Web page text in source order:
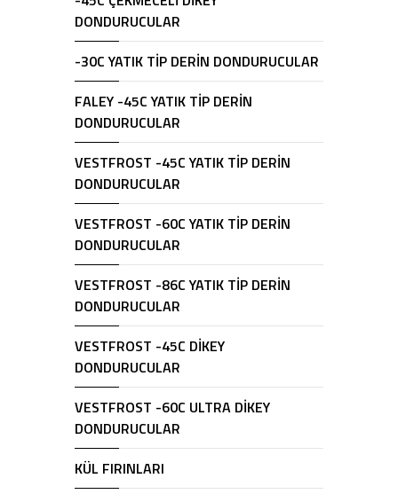
DONDURUCULAR
-30C YATIK TİP DERİN DONDURUCULAR
FALEY -45C YATIK TİP DERİN
DONDURUCULAR
VESTFROST -45C YATIK TİP DERİN
DONDURUCULAR
VESTFROST -60C YATIK TİP DERİN
DONDURUCULAR
VESTFROST -86C YATIK TİP DERİN
DONDURUCULAR
VESTFROST -45C DİKEY
DONDURUCULAR
VESTFROST -60C ULTRA DİKEY
DONDURUCULAR
KÜL FIRINLARI